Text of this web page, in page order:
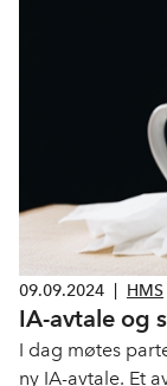
09.09.2024 HMS
IA-avtale og
I dag møtes
ny IA-avtale. Et